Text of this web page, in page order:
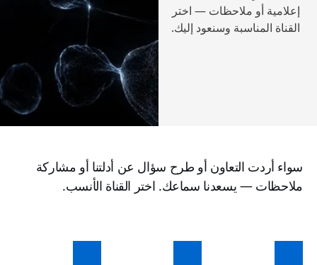
إعلامية أو ملاحظات — اختر
القناة المناسبة وسنعود إليك.
سواء أردت التعاون أو طرح سؤال عن أدلتنا أو مشاركة
ملاحظات — يسعدنا سماعك. اختر القناة الأنسب.